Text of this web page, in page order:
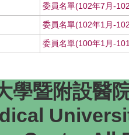
委員名單(102年7月-
委員名單(102年1月-
委員名單(100年1月-
學暨附設醫